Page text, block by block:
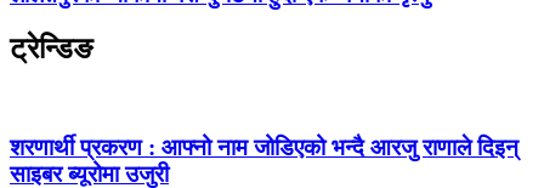
ट्रेन्डिङ
शरणार्थी प्रकरण : आफ्नो नाम जोडिएको भन्दै आरजु राणाले दिइन्
साइबर ब्यूरोमा उजुरी